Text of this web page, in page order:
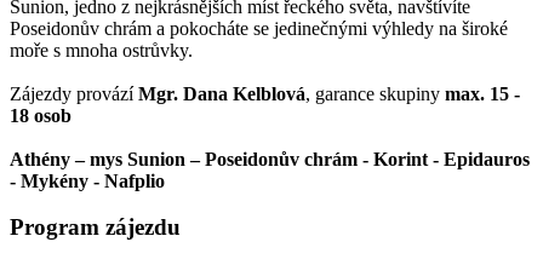
Sunion, jedno z nejkrásnějších míst řeckého světa, navštívíte
Poseidonův chrám a pokocháte se jedinečnými výhledy na široké
moře s mnoha ostrůvky.
Zájezdy provázíMgr. Dana Kelblová, garance skupiny max. 15 -
18 osob
Athény – mys Sunion – Poseidonův chrám - Korint - Epidauros
- Mykény - Nafplio
Program zájezdu